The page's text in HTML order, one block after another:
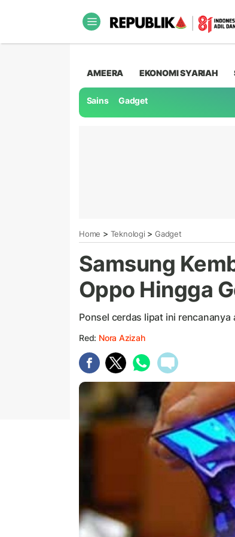
AMEERA EKONOMI SYARIAH
Sains Gadget
Home > Teknologi > Gadget
Samsung
Oppo Hingga
Ponsel cerdas lipat ini
Red: Nora Azizah